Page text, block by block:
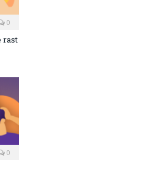
0
rast
0